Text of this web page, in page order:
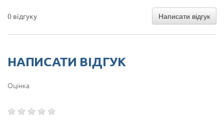
0 відгуку Написати відгук
НАПИСАТИ ВІДГУК
Оцінка